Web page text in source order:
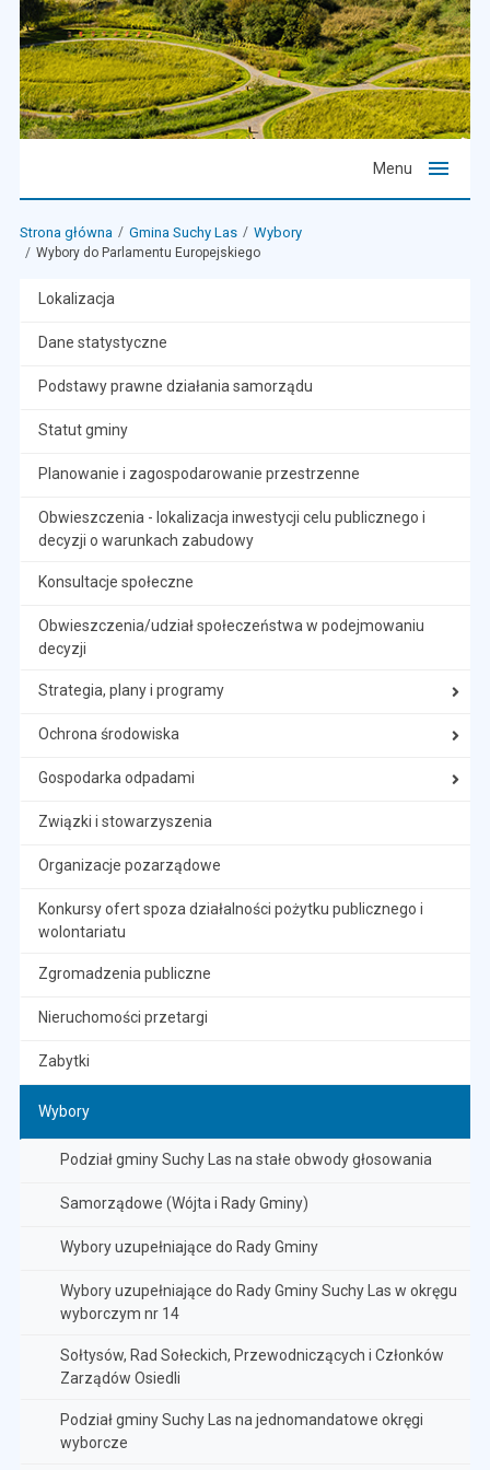
Menu
Strona główna Gmina Suchy Las Wybory
Wybory do Parlamentu Europejskiego
Lokalizacja
Dane statystyczne
Podstawy prawne działania samorządu
Statut gminy
Planowanie i zagospodarowanie przestrzenne
Obwieszczenia - lokalizacja inwestycji celu publicznego i
decyzji o warunkach zabudowy
Konsultacje społeczne
Obwieszczenia/udział społeczeństwa w podejmowaniu
decyzji
Strategia, plany i programy
Ochrona środowiska
Gospodarka odpadami
Związki i stowarzyszenia
Organizacje pozarządowe
Konkursy ofert spoza działalności pożytku publicznego i
wolontariatu
Zgromadzenia publiczne
Nieruchomości przetargi
Zabytki
Wybory
Podział gminy Suchy Las na stałe obwody głosowania
Samorządowe (Wójta i Rady Gminy)
Wybory uzupełniające do Rady Gminy
Wybory uzupełniające do Rady Gminy Suchy Las w okręgu
wyborczym nr 14
Sołtysów, Rad Sołeckich, Przewodniczących i Członków
Zarządów Osiedli
Podział gminy Suchy Las na jednomandatowe okręgi
wyborcze